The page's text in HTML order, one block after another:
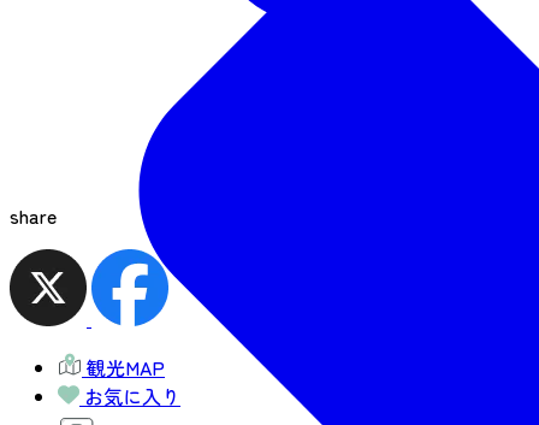
share
観光MAP
お気に入り